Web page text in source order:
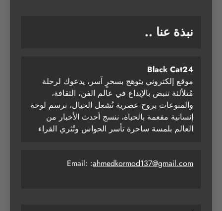
نبذة عنا ..
Black Cat24
موقع إلكتروني يتوهج بسحرٍ آسر، يدعوك لرحلة
مُتلألئة تنبض بالإبداع في عالم الفن، الثقافة،
والمنوعات بروح عصرية تُشعل الخيال، نرسم لوحة
إنسانية مفعمة بالحياة، ننسج أحدث الأخبار من
العالم بلمسة ساحرة تأسر الحواس وتُثري القراء
Email: :ahmedkormod137@gmail.com